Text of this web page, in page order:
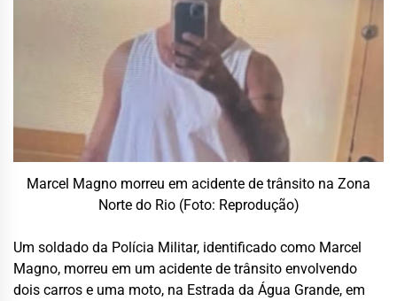
Marcel Magno morreu em acidente de trânsito na Zona
Norte do Rio (Foto: Reprodução)
Um soldado da Polícia Militar, identificado como Marcel
Magno, morreu em um acidente de trânsito envolvendo
dois carros e uma moto, na Estrada da Água Grande, em